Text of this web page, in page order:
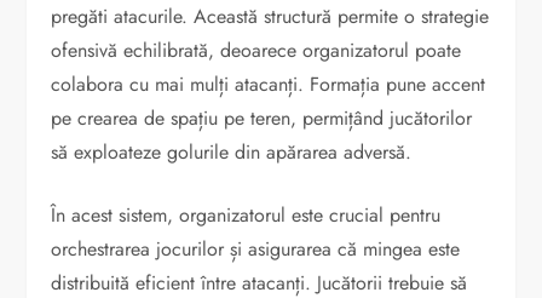
pregăti atacurile. Această structură permite o strategie
ofensivă echilibrată, deoarece organizatorul poate
colabora cu mai mulți atacanți. Formația pune accent
pe crearea de spațiu pe teren, permițând jucătorilor
să exploateze golurile din apărarea adversă.
În acest sistem, organizatorul este crucial pentru
orchestrarea jocurilor și asigurarea că mingea este
distribuită eficient între atacanți. Jucătorii trebuie să